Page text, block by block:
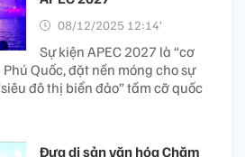
08/12/2025 12:14’
Sự kiện APEC 2027 là “cơ
Quốc, đặt nền móng cho sự
đô thị biển đảo” tầm cỡ quốc
Đưa di sản văn hóa Chăm